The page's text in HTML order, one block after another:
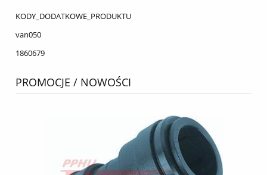
KODY_DODATKOWE_PRODUKTU
van050
1860679
PROMOCJE / NOWOŚCI